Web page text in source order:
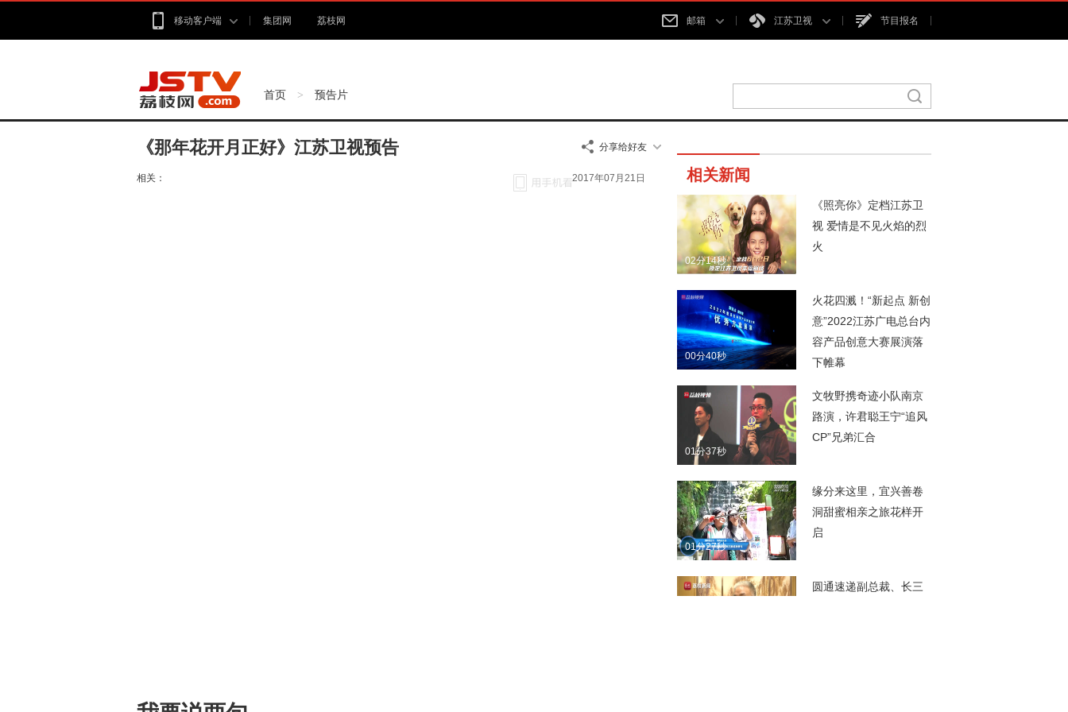
移动客户端 集团网 荔枝网 邮箱 江苏卫视 节目报名
首页 > 预告片
《那年花开月正好》江苏卫视预告 分享给好友
相关： 2017年07月21日 相关新闻
02分14秒
《照亮你》定档江苏卫
视 爱情是不见火焰的烈
火
00分40秒
火花四溅！“新起点 新创
意”2022江苏广电总台内
容产品创意大赛展演落
下帷幕
01分37秒
文牧野携奇迹小队南京
路演，许君聪王宁“追风
CP”兄弟汇合
01分27秒
缘分来这里，宜兴善卷
洞甜蜜相亲之旅花样开
启
圆通速递副总裁、长三